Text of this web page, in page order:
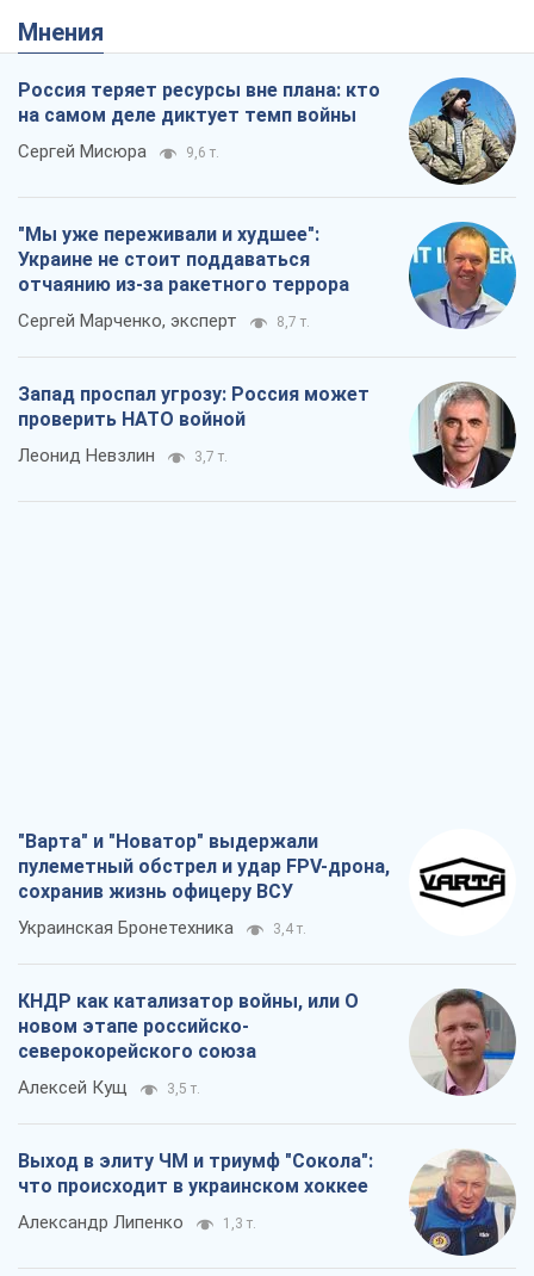
Мнения
Россия теряет ресурсы вне плана: кто
на самом деле диктует темп войны
Сергей Мисюра 9,6 т.
"Мы уже переживали и худшее":
Украине не стоит поддаваться
отчаянию из-за ракетного террора
Сергей Марченко, эксперт 8,7 т.
Запад проспал угрозу: Россия может
проверить НАТО войной
Леонид Невзлин 3,7 т.
"Варта" и "Новатор" выдержали
пулеметный обстрел и удар FPV-дрона,
сохранив жизнь офицеру ВСУ
Украинская Бронетехника 3,4 т.
КНДР как катализатор войны, или О
новом этапе российско-
северокорейского союза
Алексей Кущ 3,5 т.
Выход в элиту ЧМ и триумф "Сокола":
что происходит в украинском хоккее
Александр Липенко 1,3 т.